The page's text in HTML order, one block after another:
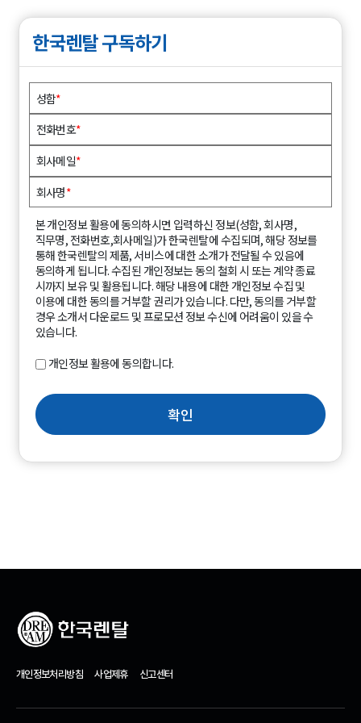
한국렌탈 구독하기
성함*
전화번호*
회사메일*
회사명*
본 개인정보 활용에 동의하시면 입력하신 정보(성함, 회사명,
직무명, 전화번호,회사메일)가 한국렌탈에 수집되며, 해당 정보를
통해 한국렌탈의 제품, 서비스에 대한 소개가 전달될 수 있음에
동의하게 됩니다. 수집된 개인정보는 동의 철회 시 또는 계약 종료
시까지 보유 및 활용됩니다. 해당 내용에 대한 개인정보 수집 및
이용에 대한 동의를 거부할 권리가 있습니다. 다만, 동의를 거부할
경우 소개서 다운로드 및 프로모션 정보 수신에 어려움이 있을 수
있습니다.
개인정보 활용에 동의합니다.
확인
개인정보처리방침 사업제휴 신고센터